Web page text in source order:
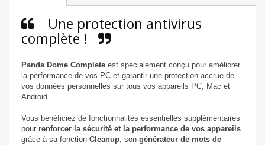
Une protection antivirus
complète !
Panda Dome Complete est spécialement conçu pour améliorer
la performance de vos PC et garantir une protection accrue de
vos données personnelles sur tous vos appareils PC, Mac et
Android.
Vous bénéficiez de fonctionnalités essentielles supplémentaires
pour renforcer la sécurité et la performance de vos appareils
grâce à sa fonction Cleanup, son générateur de mots de